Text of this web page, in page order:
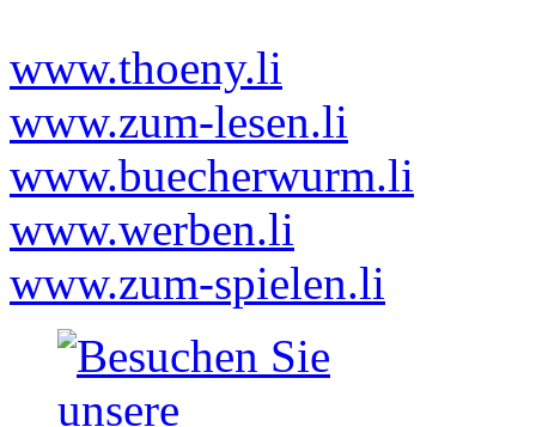
www.thoeny.li
www.zum-lesen.li
www.buecherwurm.li
www.werben.li
www.zum-spielen.li